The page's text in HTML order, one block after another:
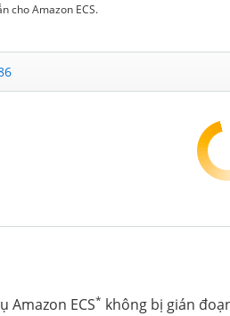
cho Amazon ECS.
Amazon ECS* không bị gián